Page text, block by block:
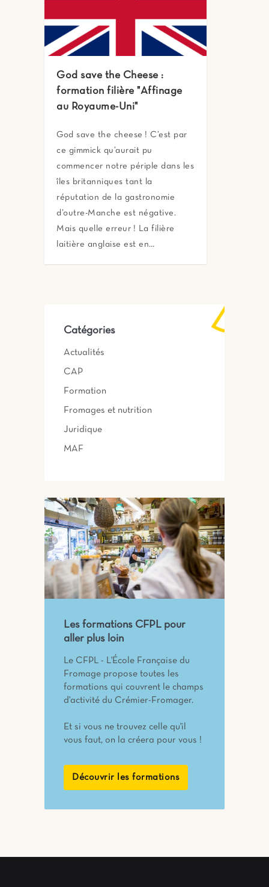
God save the Cheese :
formation filière "Affinage
au Royaume-Uni"
God save the cheese ! C’est par
ce gimmick qu’aurait pu
commencer notre périple dans les
îles britanniques tant la
réputation de la gastronomie
d’outre-Manche est négative.
Mais quelle erreur ! La filière
laitière anglaise est en…
Catégories
Actualités
CAP
Formation
Fromages et nutrition
Juridique
MAF
Les formations CFPL pour
aller plus loin
Le CFPL - L'École Française du
Fromage propose toutes les
formations qui couvrent le champs
d'activité du Crémier-Fromager.
Et si vous ne trouvez celle qu'il
vous faut, on la créera pour vous !
Découvrir les formations